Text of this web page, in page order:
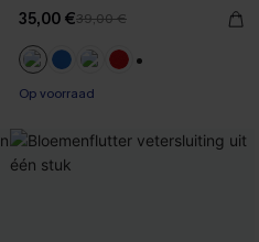
35,00 €39,00 €
【AG18】2 met 10% korting
Op voorraad